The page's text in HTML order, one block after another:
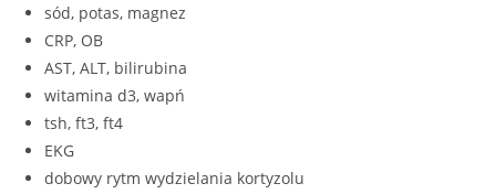
sód, potas, magnez
CRP, OB
AST, ALT, bilirubina
witamina d3, wapń
tsh, ft3, ft4
EKG
dobowy rytm wydzielania kortyzolu